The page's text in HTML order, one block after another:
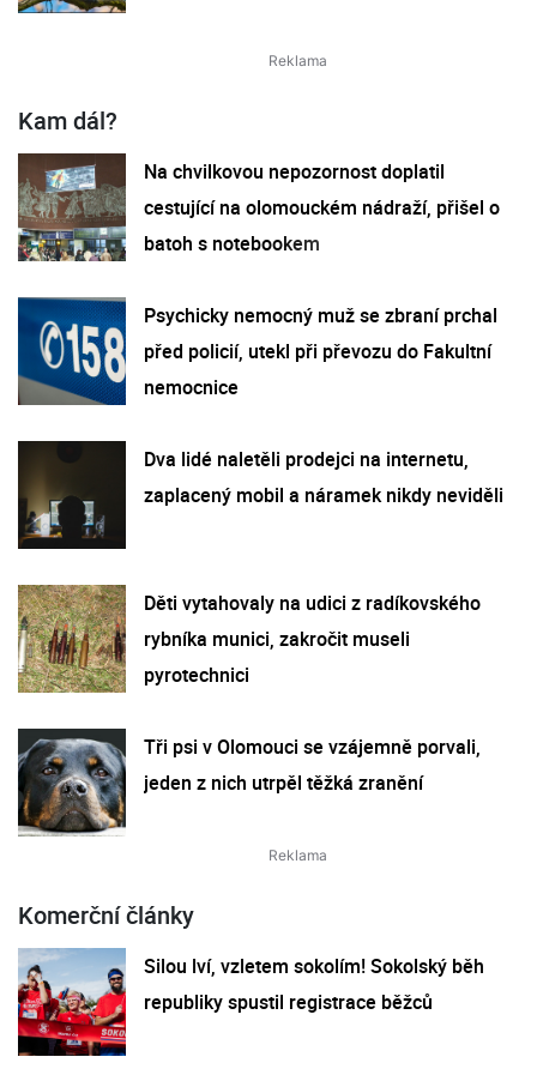
Kam dál?
Na chvilkovou nepozornost doplatil
cestující na olomouckém nádraží, přišel o
batoh s notebookem
Psychicky nemocný muž se zbraní prchal
před policií, utekl při převozu do Fakultní
nemocnice
Dva lidé naletěli prodejci na internetu,
zaplacený mobil a náramek nikdy neviděli
Děti vytahovaly na udici z radíkovského
rybníka munici, zakročit museli
pyrotechnici
Tři psi v Olomouci se vzájemně porvali,
jeden z nich utrpěl těžká zranění
Komerční články
Silou lví, vzletem sokolím! Sokolský běh
republiky spustil registrace běžců